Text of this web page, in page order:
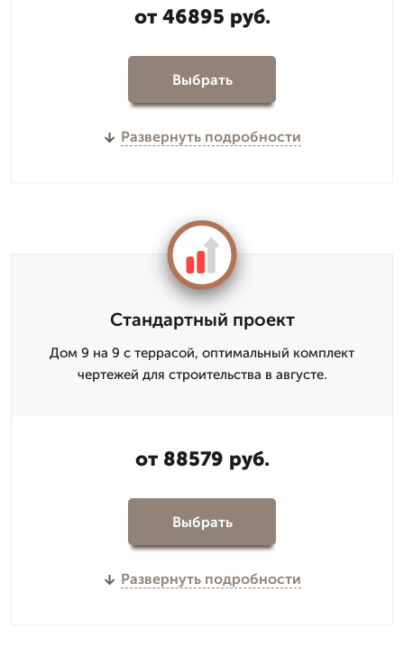
от 46895 руб.
Выбрать
Развернуть подробности
Стандартный проект
Дом 9 на 9 с террасой, оптимальный комплект
чертежей для строительства в августе.
от 88579 руб.
Выбрать
Развернуть подробности